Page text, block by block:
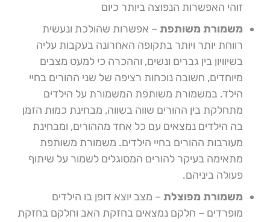
זוהי האפשרות הנפוצה ביותר כיום
משמורת משותפת– אפשרות שהולכת ונעשית
רווחת יותר ויותר בתקופה האחרונה בעקבות עליה
בשיוויון בין גברים ונשים, וההכרה כי למעט מצבים
מיוחדים, חשובה נוכחות רציפה של שני ההורים בחיי
הילד. במשמורת משותפת המשמורת על הילדים
מתחלקת בין ההורים שווה בשווה, מבחינת כמות הזמן
בה הילדים נמצאים עם כל אחד מההורים, ומבחינת
מעורבות ההורים בחיי הילדים. משמורת משותפת
מתאימה בעיקר להורים המסוגלים לשמור על שיתוף
פעולה ביניהם.
משמורת מפוצלת– מצב יוצא דופן בו הילדים
מופרדים – חלקם נמצאים בחזקת האב וחלקם בחזקת